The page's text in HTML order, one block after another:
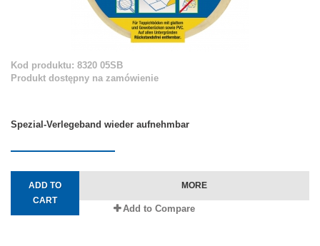
Kod produktu: 8320 05SB
Produkt dostępny na zamówienie
Spezial-Verlegeband wieder aufnehmbar
ADD TO
CART
MORE
Add to Compare